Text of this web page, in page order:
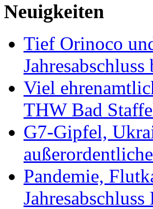
Neuigkeiten
Tief Orinoco
Viel
THW Bad
G7-Gipfel,
Pandemie,
Jahresabschluss